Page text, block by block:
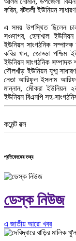
করিম, বটতলী ইউনিয়ন
এ সময় উপস্থিত ছিলেন
সওদাগর, হেসাখাল
ইউনিয়ন সাংগঠনিক
কবির খান, জোড্ডা পশ্চিম
ইউনিয়ন সাংগঠনিক
দৌলখাঁড় ইউনিয়ন যুগ্ম
নেতা আরিফুল ইসলাম
মান্নান, মৌকরা ইউনিয়ন
ইউনিয়ন বিএনপি সহ-
কমেন্ট বক্স
প্রতিবেদকের তথ্য
ডেস্ক নিউজ
এ জাতীয় আরো খবর